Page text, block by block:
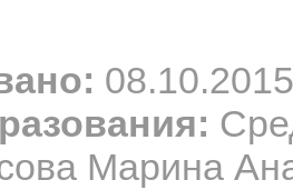
08.10.2015
Марина